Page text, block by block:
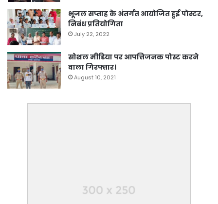
भूजल सप्ताह के अंतर्गत आयोजित हुई पोस्टर,
निबंध प्रतियोगिता
July 22, 2022
सोशल मीडिया पर आपत्तिजनक पोस्ट करने
वाला गिरफ्तार।
August 10, 2021